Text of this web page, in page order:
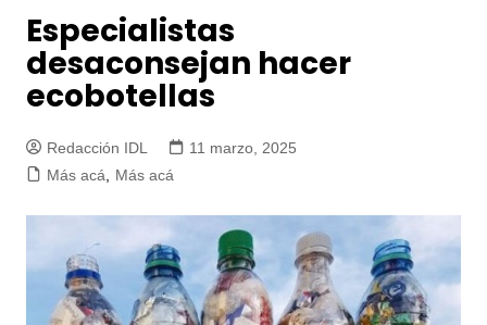
Especialistas
desaconsejan hacer
ecobotellas
Redacción IDL
11 marzo, 2025
Más acá, Más acá